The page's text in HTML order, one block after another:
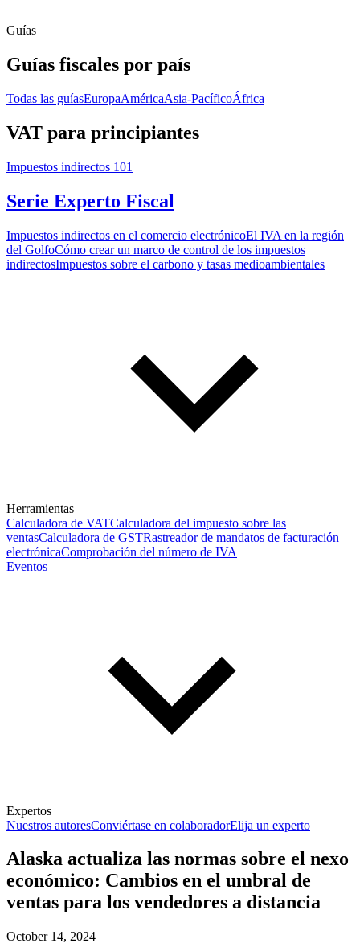
Guías
Guías fiscales por país
Todas las guíasEuropaAméricaAsia-PacíficoÁfrica
VAT para principiantes
Impuestos indirectos 101
Serie Experto Fiscal
Impuestos indirectos en el comercio electrónicoEl IVA en la región
del GolfoCómo crear un marco de control de los impuestos
indirectosImpuestos sobre el carbono y tasas medioambientales
Herramientas
Calculadora de VATCalculadora del impuesto sobre las
ventasCalculadora de GSTRastreador de mandatos de facturación
electrónicaComprobación del número de IVA
Eventos
Expertos
Nuestros autoresConviértase en colaboradorElija un experto
Alaska actualiza las normas sobre el nexo
económico: Cambios en el umbral de
ventas para los vendedores a distancia
October 14, 2024